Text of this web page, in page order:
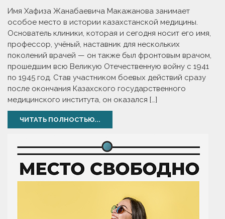
Имя Хафиза Жанабаевича Макажанова занимает
особое место в истории казахстанской медицины.
Основатель клиники, которая и сегодня носит его имя,
профессор, учёный, наставник для нескольких
поколений врачей — он также был фронтовым врачом,
прошедшим всю Великую Отечественную войну с 1941
по 1945 год. Став участником боевых действий сразу
после окончания Казахского государственного
медицинского института, он оказался […]
ЧИТАТЬ ПОЛНОСТЬЮ...